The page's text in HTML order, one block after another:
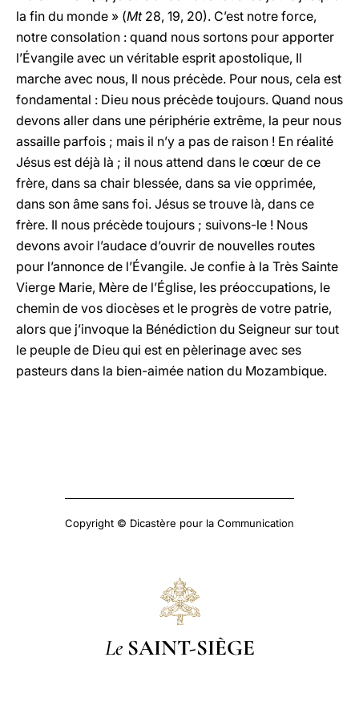
la fin du monde » (Mt28, 19, 20). C’est notre force,
notre consolation : quand nous sortons pour apporter
l’Évangile avec un véritable esprit apostolique, Il
marche avec nous, Il nous précède. Pour nous, cela est
fondamental : Dieu nous précède toujours. Quand nous
devons aller dans une périphérie extrême, la peur nous
assaille parfois ; mais il n’y a pas de raison ! En réalité
Jésus est déjà là ; il nous attend dans le cœur de ce
frère, dans sa chair blessée, dans sa vie opprimée,
dans son âme sans foi. Jésus se trouve là, dans ce
frère. Il nous précède toujours ; suivons-le ! Nous
devons avoir l’audace d’ouvrir de nouvelles routes
pour l’annonce de l’Évangile. Je confie à la Très Sainte
Vierge Marie, Mère de l’Église, les préoccupations, le
chemin de vos diocèses et le progrès de votre patrie,
alors que j’invoque la Bénédiction du Seigneur sur tout
le peuple de Dieu qui est en pèlerinage avec ses
pasteurs dans la bien-aimée nation du Mozambique.
Copyright © Dicastère pour la Communication
Le SAINT-SIÈGE